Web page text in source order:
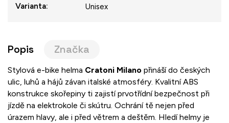
Varianta: Unisex
Popis Značka
Stylová e-bike helma Cratoni Milano přináší do českých
ulic, luhů a hájů závan italské atmosféry. Kvalitní ABS
konstrukce skořepiny ti zajistí prvotřídní bezpečnost při
jízdě na elektrokole či skútru. Ochrání tě nejen před
úrazem hlavy, ale i před větrem a deštěm. Hledí helmy je